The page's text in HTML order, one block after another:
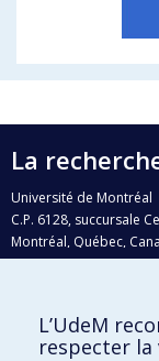
La
Université de Montréal
C.P. 6128, succursale
Montréal, Québec,
H3C 3J7
Qui fait quoi?
L’UdeM
respecter la